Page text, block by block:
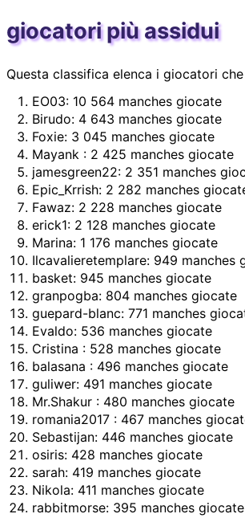
giocatori più assidui
Questa classifica elenca i giocatori
EO03: 10 564 manches giocate
Birudo: 4 643 manches giocate
Foxie: 3 045 manches giocate
Mayank : 2 425 manches giocate
jamesgreen22: 2 351 manches
Epic_Krrish: 2 282 manches
Fawaz: 2 228 manches giocate
erick1: 2 128 manches giocate
Marina: 1 176 manches giocate
Ilcavalieretemplare: 949 manches
basket: 945 manches giocate
granpogba: 804 manches giocate
guepard-blanc: 771 manches
Evaldo: 536 manches giocate
Cristina : 528 manches giocate
balasana : 496 manches giocate
guliwer: 491 manches giocate
Mr.Shakur : 480 manches giocate
romania2017 : 467 manches
Sebastijan: 446 manches giocate
osiris: 428 manches giocate
sarah: 419 manches giocate
Nikola: 411 manches giocate
rabbitmorse: 395 manches giocate